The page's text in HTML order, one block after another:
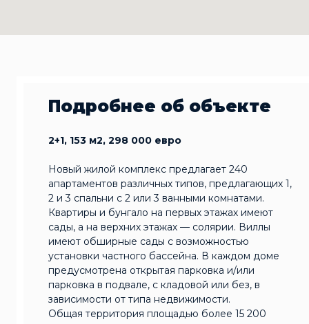
Подробнее об объекте
2+1, 153 м2, 298 000 евро
Новый жилой комплекс предлагает 240
апартаментов различных типов, предлагающих 1,
2 и 3 спальни с 2 или 3 ванными комнатами.
Квартиры и бунгало на первых этажах имеют
сады, а на верхних этажах — солярии. Виллы
имеют обширные сады с возможностью
установки частного бассейна. В каждом доме
предусмотрена открытая парковка и/или
парковка в подвале, с кладовой или без, в
зависимости от типа недвижимости.
Общая территория площадью более 15 200